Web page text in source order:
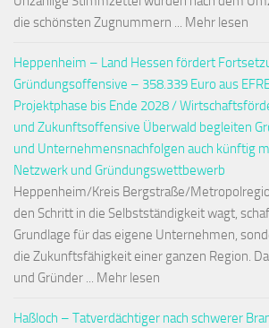
die schönsten Zugnummern ... Mehr lesen
Heppenheim – Land Hessen fördert
Gründungsoffensive – 358.339 Euro aus
Projektphase bis Ende 2028 /
und Zukunftsoffensive Überwald begleiten
und Unternehmensnachfolgen auch künftig
Netzwerk und Gründungswettbewerb
Heppenheim/Kreis Bergstraße/
den Schritt in die Selbstständigkeit wagt,
Grundlage für das eigene Unternehmen,
die Zukunftsfähigkeit einer ganzen Region.
und Gründer ... Mehr lesen
Haßloch – Tatverdächtiger nach schwerer